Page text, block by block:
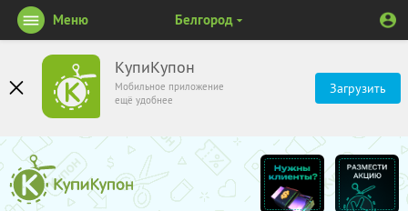
КупиКупон
Мобильное приложение
ещё удобнее
Загрузить
Меню Белгород